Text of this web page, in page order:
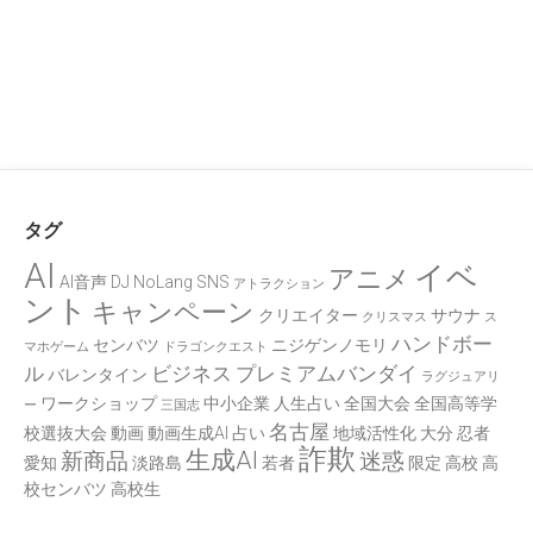
タグ
AI AI音声 DJ NoLang SNS アトラクション アニメ イベ
ント キャンペーン クリエイター クリスマス サウナ ス
マホゲーム センバツ ドラゴンクエスト ニジゲンノモリ ハンドボー
ルバレンタイン ビジネス プレミアムバンダイ ラグジュアリ
ー ワークショップ 三国志 中小企業 人生占い 全国大会 全国高等学
校選抜大会 動画動画生成AI 占い 名古屋 地域活性化 大分 忍者
愛知 新商品 淡路島 生成AI 若者詐欺 迷惑 限定 高校 高
校センバツ 高校生